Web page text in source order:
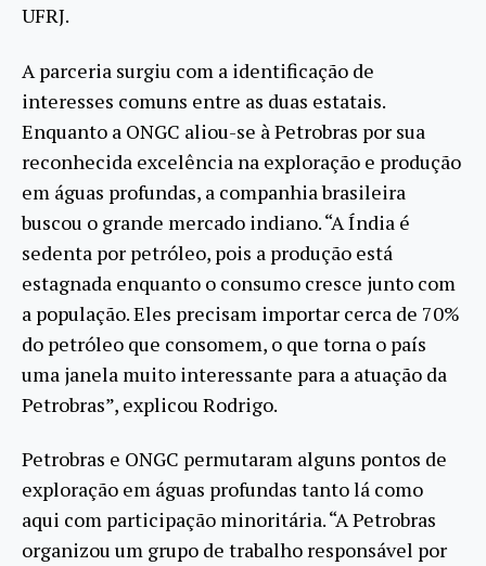
UFRJ.
A parceria surgiu com a identificação de
interesses comuns entre as duas estatais.
Enquanto a ONGC aliou-se à Petrobras por sua
reconhecida excelência na exploração e produção
em águas profundas, a companhia brasileira
buscou o grande mercado indiano. “A Índia é
sedenta por petróleo, pois a produção está
estagnada enquanto o consumo cresce junto com
a população. Eles precisam importar cerca de 70%
do petróleo que consomem, o que torna o país
uma janela muito interessante para a atuação da
Petrobras”, explicou Rodrigo.
Petrobras e ONGC permutaram alguns pontos de
exploração em águas profundas tanto lá como
aqui com participação minoritária. “A Petrobras
organizou um grupo de trabalho responsável por